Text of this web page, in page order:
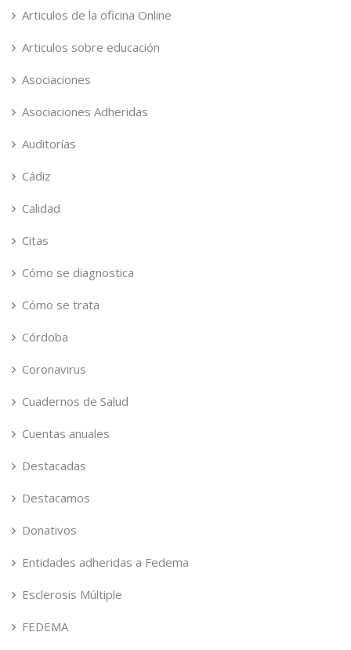
Articulos de la oficina Online
Articulos sobre educación
Asociaciones
Asociaciones Adheridas
Auditorías
Cádiz
Calidad
Citas
Cómo se diagnostica
Cómo se trata
Córdoba
Coronavirus
Cuadernos de Salud
Cuentas anuales
Destacadas
Destacamos
Donativos
Entidades adheridas a Fedema
Esclerosis Múltiple
FEDEMA